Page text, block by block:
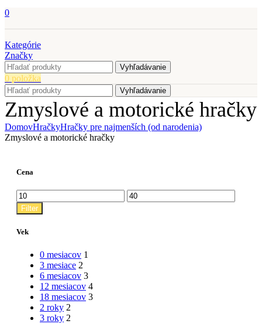
0
Kategórie
Značky
Vyhľadávanie
0 položka
Vyhľadávanie
Zmyslové a motorické hračky
DomovHračkyHračky pre najmenších (od narodenia)
Zmyslové a motorické hračky
Cena
Minimálna
cena
Maximálna
cena
Filter
Vek
0 mesiacov 1
3 mesiace 2
6 mesiacov 3
12 mesiacov 4
18 mesiacov 3
2 roky 2
3 roky 2